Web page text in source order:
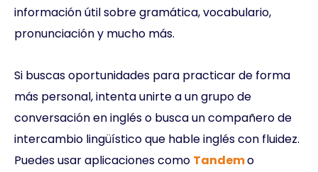
información útil sobre gramática, vocabulario,
pronunciación y mucho más.
Si buscas oportunidades para practicar de forma
más personal, intenta unirte a un grupo de
conversación en inglés o busca un compañero de
intercambio lingüístico que hable inglés con fluidez.
Puedes usar aplicaciones como Tandemo